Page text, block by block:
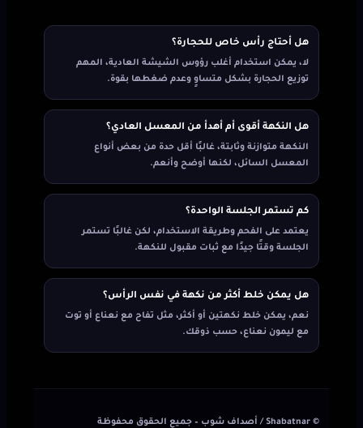
هل أحتاج رأس خاص للحجارة؟
لا، يمكن استخدام أغلب رؤوس الشيشة العادية، المهم
توزيع الحجارة بشكل متساوٍ وعدم ضغطها بقوة.
هل النكهة أقوى أم أهدأ من المعسل العادي؟
النكهة متوازنة وثابتة، غالبًا أقل حدة من بعض أنواع
المعسل السائل، لكنها أوضح وأنعم.
كم تستمر الجلسة الواحدة؟
يعتمد على الفحم وطريقة الاستخدام، لكن غالبًا تستمر
الجلسة وقتًا جيدًا مع ثبات مقبول للنكهة.
هل يمكن خلط أكثر من نكهة في نفس الرأس؟
نعم، يمكن خلط نكهتين أو أكثر، مثل تفاح مع نعناع أو توت
مع ليمون نعناع، حسب ذوقك.
© Shabatnar / أصداف شوب
– جميع الحقوق محفوظة